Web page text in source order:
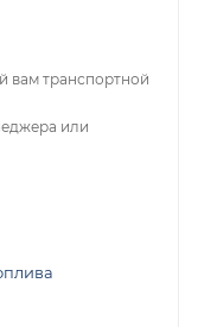
вам транспортной
или